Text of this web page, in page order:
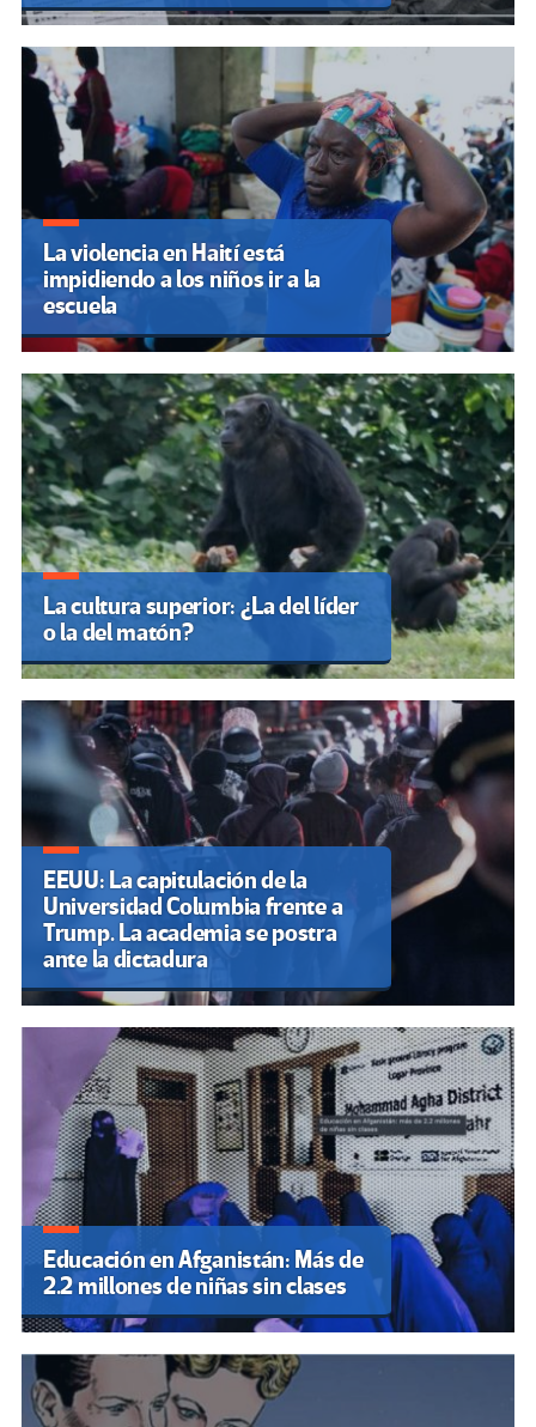
La violencia en Haití está
impidiendo a los niños ir a la
escuela
La cultura superior: ¿La del líder
o la del matón?
EEUU: La capitulación de la
Universidad Columbia frente a
Trump. La academia se postra
ante la dictadura
Educación en Afganistán: Más de
2.2 millones de niñas sin clases